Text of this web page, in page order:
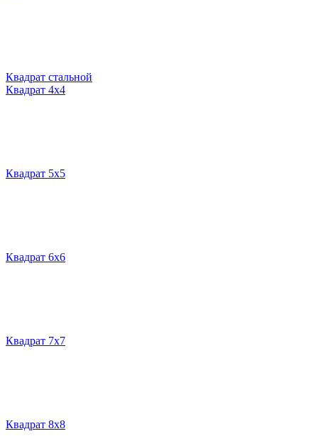
Квадрат стальной
Квадрат 4х4
Квадрат 5х5
Квадрат 6х6
Квадрат 7х7
Квадрат 8х8